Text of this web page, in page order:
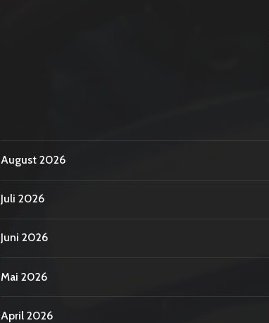
August 2026
Juli 2026
Juni 2026
Mai 2026
April 2026